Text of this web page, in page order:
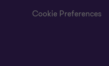
Cookie Preferences